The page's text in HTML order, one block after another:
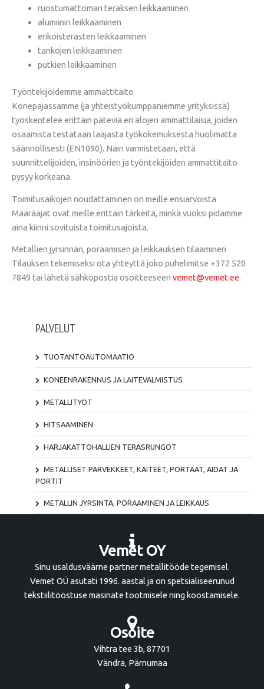
ruostumattoman teräksen leikkaaminen
alumiinin leikkaaminen
erikoisterästen leikkaaminen
tankojen leikkaaminen
putkien leikkaaminen
Työntekijöidemme ammattitaito
Konepajassamme (ja yhteistyökumppaniemme yrityksissä)
työskentelee erittäin päteviä eri alojen ammattilaisia, joiden
osaamista testataan laajasta työkokemuksesta ​​huolimatta
säännöllisesti (EN1090). Näin varmistetaan, että
suunnittelijoiden, insinöörien ja työntekijöiden ammattitaito
pysyy korkeana.
Toimitusaikojen noudattaminen on meille ensiarvoista
Määräajat ovat meille erittäin tärkeitä, minkä vuoksi pidämme
aina kiinni sovituista toimitusajoista.
Metallien jyrsinnän, poraamisen ja leikkauksen tilaaminen
Tilauksen tekemiseksi ota yhteyttä joko puhelimitse +372 520
7849 tai lähetä sähköpostia osoitteeseen vemet@vemet.ee.
PALVELUT
TUOTANTOAUTOMAATIO
KONEENRAKENNUS JA LAITEVALMISTUS
METALLITYÖT
HITSAAMINEN
HARJAKATTOHALLIEN TERÄSRUNGOT
METALLISET PARVEKKEET, KAITEET, PORTAAT, AIDAT JA
PORTIT
METALLIN JYRSINTÄ, PORAAMINEN JA LEIKKAUS
Vemet OY
Sinu usaldusväärne partner metallitööde tegemisel.
Vemet OÜ asutati 1996. aastal ja on spetsialiseerunud
tekstiilitööstuse masinate tootmisele ning koostamisele.
Osoite
Vihtra tee 3b, 87701
Vändra, Pärnumaa